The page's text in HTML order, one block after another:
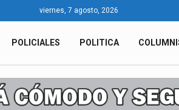
viernes, 7 agosto, 2026
POLICIALES POLITICA